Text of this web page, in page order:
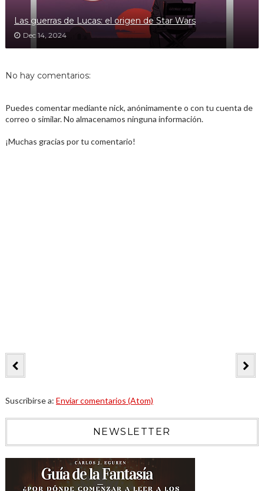
Las guerras de Lucas: el origen de Star Wars
Dec 14, 2024
No hay comentarios:
Puedes comentar mediante nick, anónimamente o con tu cuenta de
correo o similar. No almacenamos ninguna información.
¡Muchas gracias por tu comentario!
Suscribirse a: Enviar comentarios (Atom)
NEWSLETTER